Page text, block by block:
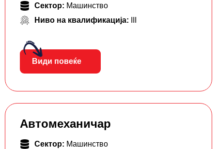
Сектор: Машинство
Ниво на квалификација:
Види повеќе
Автомеханичар
Сектор: Машинство